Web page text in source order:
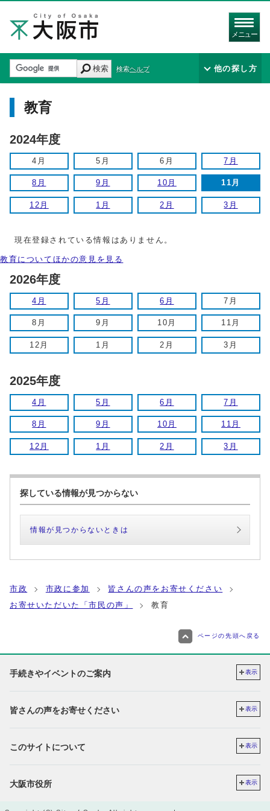
メニュー
検索 検索ヘルプ 他の探し方
教育
2024年度
4月 5月 6月 7月
8月 9月 10月 11月
12月 1月 2月 3月
現在登録されている情報はありません。
教育についてほかの意見を見る
2026年度
4月 5月 6月 7月
8月 9月 10月 11月
12月 1月 2月 3月
2025年度
4月 5月 6月 7月
8月 9月 10月 11月
12月 1月 2月 3月
探している情報が見つからない
情報が見つからないときは
市政 市政に参加
皆さんの声をお寄せください
お寄せいただいた「市民の声」
教育
ページの先頭へ戻る
手続きやイベントのご案内 表示
皆さんの声をお寄せください 表示
このサイトについて 表示
大阪市役所 表示